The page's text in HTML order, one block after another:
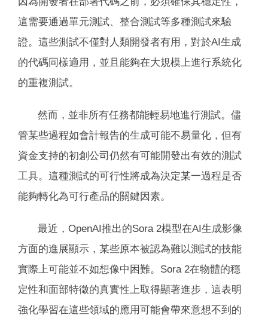
這需要通過單元測試、整合測試等多種測試來驗
證。這些測試不僅對人類開發者有用，對於AI生成
的代碼同樣適用，並且能夠在大規模上進行系統化
的重複測試。
然而，並非所有任務都能輕易地進行測試。儘
管某些過程如會計報告的生成可能不易量化，但有
資金支持的初創公司仍然有可能開發出有效的測試
工具。這種測試的可行性將成為決定某一過程是否
能夠轉化為可行產品的關鍵因素。
最近，OpenAI推出的Sora 2模型在AI生成影像
方面的進展顯示，某些原本被認為難以測試的技能
實際上可能並不如想像中困難。Sora 2在物體的穩
定性和面部特徵的真實性上取得顯著進步，這表明
強化學習在這些領域的應用可能會帶來意想不到的